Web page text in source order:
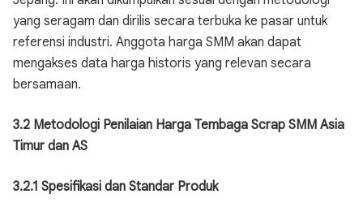
yang seragam dan dirilis secara terbuka ke pasar untuk
referensi industri. Anggota harga SMM akan dapat
mengakses data harga historis yang relevan secara
bersamaan.
3.2 Metodologi Penilaian Harga Tembaga Scrap SMM Asia
Timur dan AS
3.2.1 Spesifikasi dan Standar Produk